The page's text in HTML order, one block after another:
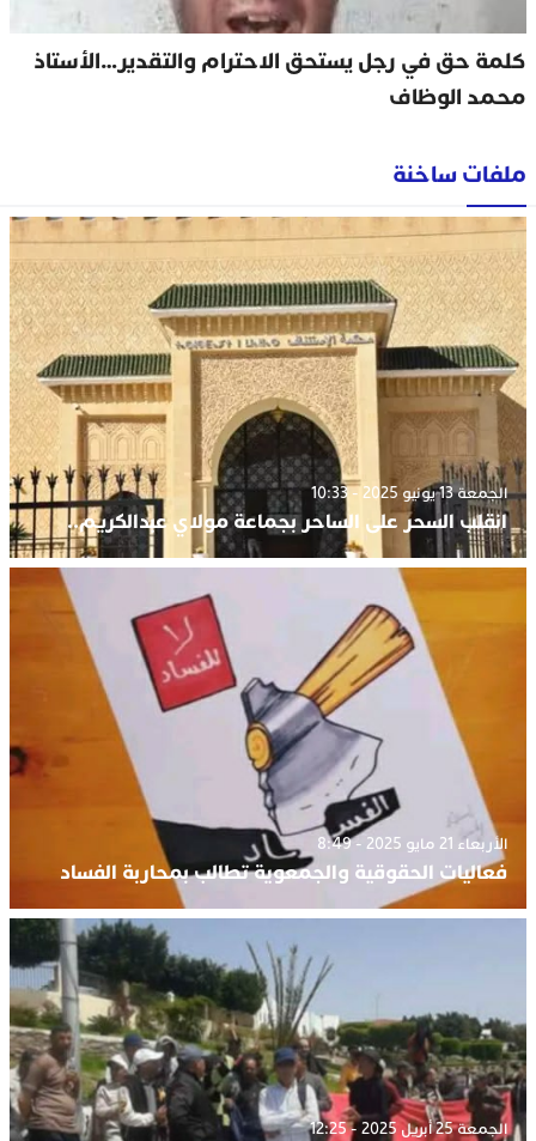
كلمة حق في رجل يستحق الاحترام والتقدير…الأستاذ
محمد الوظاف
ملفات ساخنة
الجمعة 13 يونيو 2025 - 10:33
انقلب السحر على الساحر بجماعة مولاي عبدالكريم..
الأربعاء 21 مايو 2025 - 8:49
فعاليات الحقوقية والجمعوية تطالب بمحاربة الفساد
الجمعة 25 أبريل 2025 - 12:25